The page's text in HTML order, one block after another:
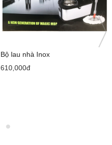
Bộ lau nhà Inox
610,000đ